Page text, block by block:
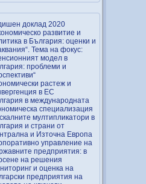
доклад 2020
развитие и
в България: оценки и
Тема на фокус:
модел в
проблеми и
растеж и
в ЕС
в международната
специализация
мултипликатори в
и страни от
и Източна Европа
управление на
предприятия: в
на решения
и оценка на
предприятия на